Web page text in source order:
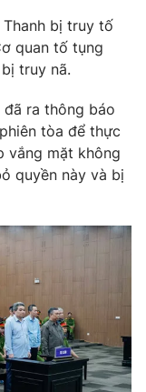
số 483/GP-BTTTT
Quốc Thắng,
932
Thanh bị truy tố
quan tố tụng
truy nã.
đã ra thông báo
tòa để thực
vắng mặt không
quyền này và bị